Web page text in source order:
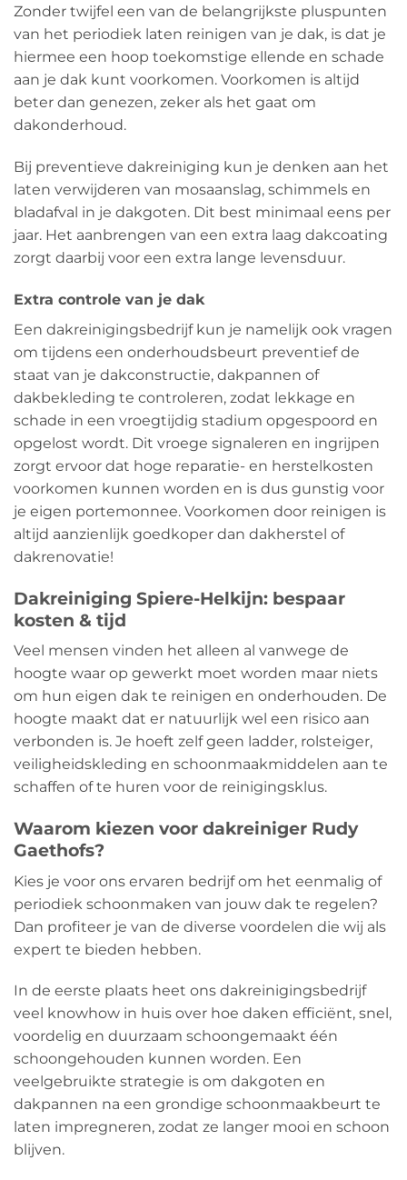
Zonder twijfel een van de belangrijkste pluspunten
van het periodiek laten reinigen van je dak, is dat je
hiermee een hoop toekomstige ellende en schade
aan je dak kunt voorkomen. Voorkomen is altijd
beter dan genezen, zeker als het gaat om
dakonderhoud.
Bij preventieve dakreiniging kun je denken aan het
laten verwijderen van mosaanslag, schimmels en
bladafval in je dakgoten. Dit best minimaal eens per
jaar. Het aanbrengen van een extra laag dakcoating
zorgt daarbij voor een extra lange levensduur.
Extra controle van je dak
Een dakreinigingsbedrijf kun je namelijk ook vragen
om tijdens een onderhoudsbeurt preventief de
staat van je dakconstructie, dakpannen of
dakbekleding te controleren, zodat lekkage en
schade in een vroegtijdig stadium opgespoord en
opgelost wordt. Dit vroege signaleren en ingrijpen
zorgt ervoor dat hoge reparatie- en herstelkosten
voorkomen kunnen worden en is dus gunstig voor
je eigen portemonnee. Voorkomen door reinigen is
altijd aanzienlijk goedkoper dan dakherstel of
dakrenovatie!
Dakreiniging Spiere-Helkijn: bespaar
kosten & tijd
Veel mensen vinden het alleen al vanwege de
hoogte waar op gewerkt moet worden maar niets
om hun eigen dak te reinigen en onderhouden. De
hoogte maakt dat er natuurlijk wel een risico aan
verbonden is. Je hoeft zelf geen ladder, rolsteiger,
veiligheidskleding en schoonmaakmiddelen aan te
schaffen of te huren voor de reinigingsklus.
Waarom kiezen voor dakreiniger Rudy
Gaethofs?
Kies je voor ons ervaren bedrijf om het eenmalig of
periodiek schoonmaken van jouw dak te regelen?
Dan profiteer je van de diverse voordelen die wij als
expert te bieden hebben.
In de eerste plaats heet ons dakreinigingsbedrijf
veel knowhow in huis over hoe daken efficiënt, snel,
voordelig en duurzaam schoongemaakt één
schoongehouden kunnen worden. Een
veelgebruikte strategie is om dakgoten en
dakpannen na een grondige schoonmaakbeurt te
laten impregneren, zodat ze langer mooi en schoon
blijven.